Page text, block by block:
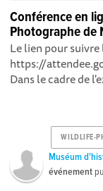
Conférence en
Photographe de
Le lien pour
https://
Dans le cadre de
WILDLIFE-
Muséum
événement